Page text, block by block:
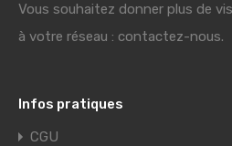
Vous souhaitez donner plus de
à votre réseau : contactez-nous.
Infos pratiques
CGU